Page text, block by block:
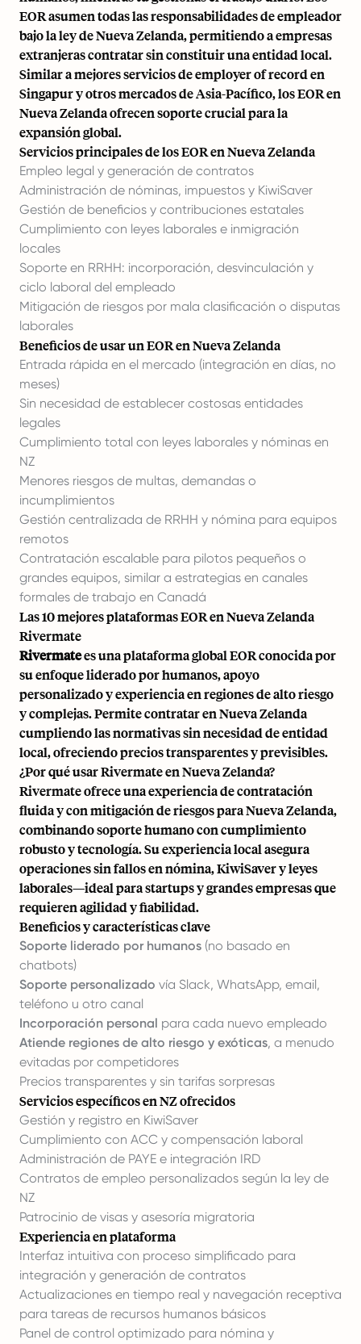
EOR asumen todas las responsabilidades de empleador
bajo la ley de Nueva Zelanda, permitiendo a empresas
extranjeras contratar sin constituir una entidad local.
Similar amejores servicios de employer of record en
Singapury otros mercados de Asia-Pacífico, los EOR en
Nueva Zelanda ofrecen soporte crucial para la
expansión global.
Servicios principales de los EOR en Nueva Zelanda
Empleo legal y generación de contratos
Administración de nóminas, impuestos y KiwiSaver
Gestión de beneficios y contribuciones estatales
Cumplimiento con leyes laborales e inmigración
locales
Soporte en RRHH: incorporación, desvinculación y
ciclo laboral del empleado
Mitigación de riesgos por mala clasificación o disputas
laborales
Beneficios de usar un EOR en Nueva Zelanda
Entrada rápida en el mercado (integración en días, no
meses)
Sin necesidad de establecer costosas entidades
legales
Cumplimiento total con leyes laborales y nóminas en
NZ
Menores riesgos de multas, demandas o
incumplimientos
Gestión centralizada de RRHH y nómina para equipos
remotos
Contratación escalable para pilotos pequeños o
grandes equipos, similar a estrategias en canales
formales de trabajo en Canadá
Las 10 mejores plataformas EOR en Nueva Zelanda
Rivermate
Rivermatees una plataforma global EOR conocida por
su enfoque liderado por humanos, apoyo
personalizado y experiencia en regiones de alto riesgo
y complejas. Permite contratar en Nueva Zelanda
cumpliendo las normativas sin necesidad de entidad
local, ofreciendo precios transparentes y previsibles.
¿Por qué usar Rivermate en Nueva Zelanda?
Rivermate ofrece una experiencia de contratación
fluida y con mitigación de riesgos para Nueva Zelanda,
combinando soporte humano con cumplimiento
robusto y tecnología. Su experiencia local asegura
operaciones sin fallos en nómina, KiwiSaver y leyes
laborales—ideal para startups y grandes empresas que
requieren agilidad y fiabilidad.
Beneficios y características clave
Soporte liderado por humanos (no basado en
chatbots)
Soporte personalizado vía Slack, WhatsApp, email,
teléfono u otro canal
Incorporación personal para cada nuevo empleado
Atiende regiones de alto riesgo y exóticas, a menudo
evitadas por competidores
Precios transparentes y sin tarifas sorpresas
Servicios específicos en NZ ofrecidos
Gestión y registro en KiwiSaver
Cumplimiento con ACC y compensación laboral
Administración de PAYE e integración IRD
Contratos de empleo personalizados según la ley de
NZ
Patrocinio de visas y asesoría migratoria
Experiencia en plataforma
Interfaz intuitiva con proceso simplificado para
integración y generación de contratos
Actualizaciones en tiempo real y navegación receptiva
para tareas de recursos humanos básicos
Panel de control optimizado para nómina y